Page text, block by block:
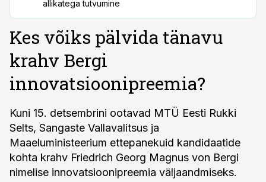
allikatega tutvumine
Kes võiks pälvida tänavu
krahv Bergi
innovatsioonipreemia?
Kuni 15. detsembrini ootavad MTÜ Eesti Rukki
Selts, Sangaste Vallavalitsus ja
Maaeluministeerium ettepanekuid kandidaatide
kohta krahv Friedrich Georg Magnus von Bergi
nimelise innovatsioonipreemia väljaandmiseks.